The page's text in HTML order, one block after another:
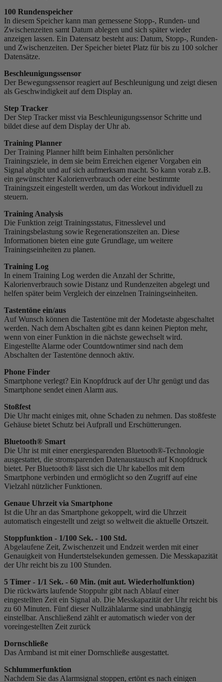
100 Rundenspeicher
In diesem Speicher kann man gemessene Stopp-, Runden- und
Zwischenzeiten samt Datum ablegen und sich später wieder
anzeigen lassen. Ein Datensatz besteht aus: Datum, Stopp-, Runden-
und Zwischenzeiten. Der Speicher bietet Platz für bis zu 100 solcher
Datensätze.
Beschleunigungssensor
Der Bewegungssensor reagiert auf Beschleunigung und zeigt diesen
als Geschwindigkeit auf dem Display an.
Step Tracker
Der Step Tracker misst via Beschleunigungssensor Schritte und
bildet diese auf dem Display der Uhr ab.
Training Planner
Der Training Planner hilft beim Einhalten persönlicher
Trainingsziele, in dem sie beim Erreichen eigener Vorgaben ein
Signal abgibt und auf sich aufmerksam macht. So kann vorab z.B.
ein gewünschter Kalorienverbrauch oder eine bestimmte
Trainingszeit eingestellt werden, um das Workout individuell zu
steuern.
Training Analysis
Die Funktion zeigt Trainingsstatus, Fitnesslevel und
Trainingsbelastung sowie Regenerationszeiten an. Diese
Informationen bieten eine gute Grundlage, um weitere
Trainingseinheiten zu planen.
Training Log
In einem Training Log werden die Anzahl der Schritte,
Kalorienverbrauch sowie Distanz und Rundenzeiten abgelegt und
helfen später beim Vergleich der einzelnen Trainingseinheiten.
Tastentöne ein/aus
Auf Wunsch können die Tastentöne mit der Modetaste abgeschaltet
werden. Nach dem Abschalten gibt es dann keinen Piepton mehr,
wenn von einer Funktion in die nächste gewechselt wird.
Eingestellte Alarme oder Countdowntimer sind nach dem
Abschalten der Tastentöne dennoch aktiv.
Phone Finder
Smartphone verlegt? Ein Knopfdruck auf der Uhr genügt und das
Smartphone sendet einen Alarm aus.
Stoßfest
Die Uhr macht einiges mit, ohne Schaden zu nehmen. Das stoßfeste
Gehäuse bietet Schutz bei Aufprall und Erschütterungen.
Bluetooth® Smart
Die Uhr ist mit einer energiesparenden Bluetooth®-Technologie
ausgestattet, die stromsparenden Datenaustausch auf Knopfdruck
bietet. Per Bluetooth® lässt sich die Uhr kabellos mit dem
Smartphone verbinden und ermöglicht so den Zugriff auf eine
Vielzahl nützlicher Funktionen.
Genaue Uhrzeit via Smartphone
Ist die Uhr an das Smartphone gekoppelt, wird die Uhrzeit
automatisch eingestellt und zeigt so weltweit die aktuelle Ortszeit.
Stoppfunktion - 1/100 Sek. - 100 Std.
Abgelaufene Zeit, Zwischenzeit und Endzeit werden mit einer
Genauigkeit von Hundertstelsekunden gemessen. Die Messkapazität
der Uhr reicht bis zu 100 Stunden.
5 Timer - 1/1 Sek. - 60 Min. (mit aut. Wiederholfunktion)
Die rückwärts laufende Stoppuhr gibt nach Ablauf einer
eingestellten Zeit ein Signal ab. Die Messkapazität der Uhr reicht bis
zu 60 Minuten. Fünf dieser Nullzählalarme sind unabhängig
einstellbar. Anschließend zählt er automatisch wieder von der
voreingestellten Zeit zurück
Dornschließe
Das Armband ist mit einer Dornschließe ausgestattet.
Schlummerfunktion
Nachdem Sie das Alarmsignal stoppen, ertönt es nach einigen